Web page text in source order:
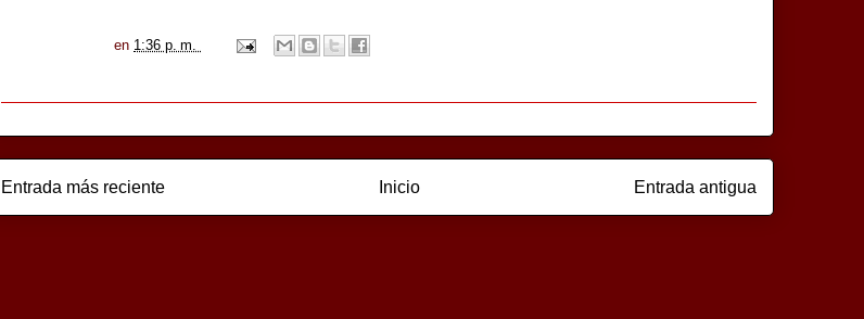
en 1:36 p. m.
Entrada más reciente Entrada antigua
Inicio